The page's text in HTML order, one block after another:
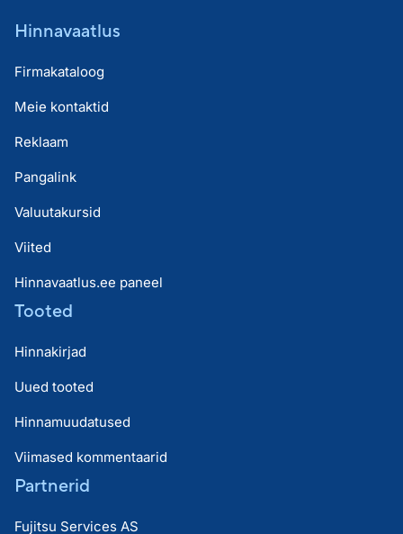
Hinnavaatlus
Firmakataloog
Meie kontaktid
Reklaam
Pangalink
Valuutakursid
Viited
Hinnavaatlus.ee paneel
Tooted
Hinnakirjad
Uued tooted
Hinnamuudatused
Viimased kommentaarid
Partnerid
Fujitsu Services AS